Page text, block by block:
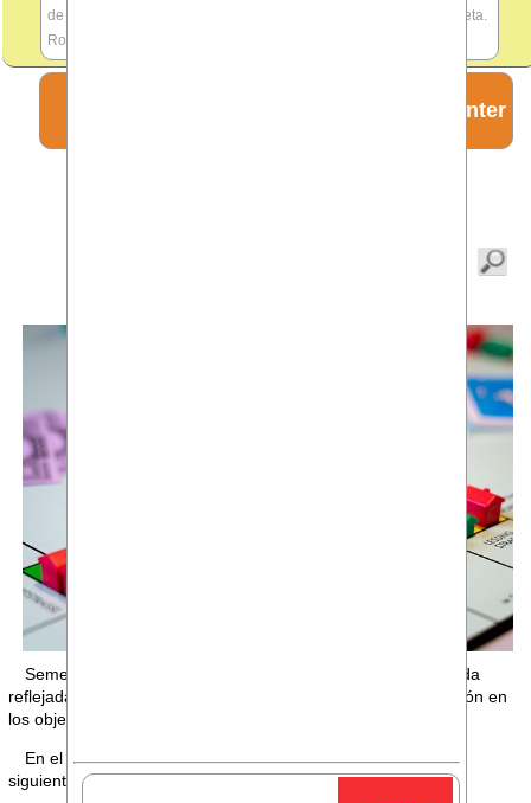
de estrés y sobre carga de trabajo del día a día. Plantilla incompleta.
Rotaciones
ESPECIAL bankinter
Semestre a semestre, la importancia de las hipotecas queda
reflejada en los objetivos del bonus comercial y su ponderación en
los objetivos de comerciales y subdirecciones.
En el segundo semestre de 2025, entre un 15-20%, con el
siguiente detalle: